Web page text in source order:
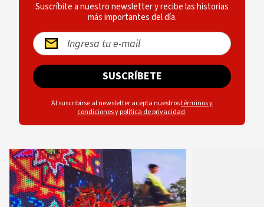
Suscríbite a nuestro newsletter y recibe las historias
más importantes del día.
SUSCRÍBETE
Al suscribirse al newsletter acepta nuestrostérminos y
condicionesypolítica de privacidad.